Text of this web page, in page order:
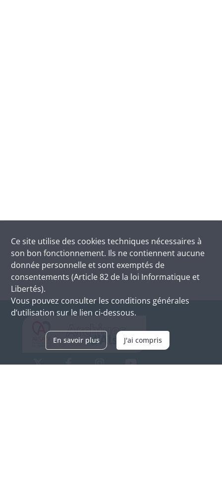
Ce site utilise des cookies techniques nécessaires à
son bon fonctionnement. Ils ne contiennent aucune
donnée personnelle et sont exemptés de
consentements (Article 82 de la loi Informatique et
Libertés).
Vous pouvez consulter les conditions générales
d’utilisation sur le lien ci-dessous.
En savoir plus J'ai compris